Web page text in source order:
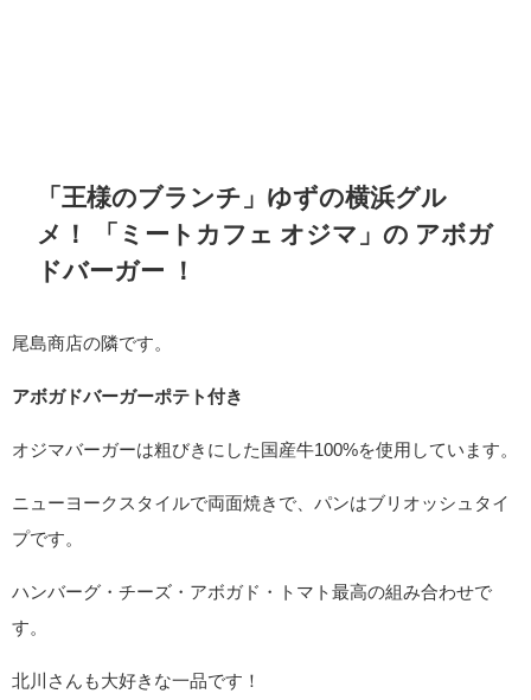
「王様のブランチ」ゆずの横浜グル
メ！ 「ミートカフェ オジマ」の アボガ
ドバーガー ！
尾島商店の隣です。
アボガドバーガーポテト付き
オジマバーガーは粗びきにした国産牛100%を使用しています。
ニューヨークスタイルで両面焼きで、パンはブリオッシュタイ
プです。
ハンバーグ・チーズ・アボガド・トマト最高の組み合わせで
す。
北川さんも大好きな一品です！